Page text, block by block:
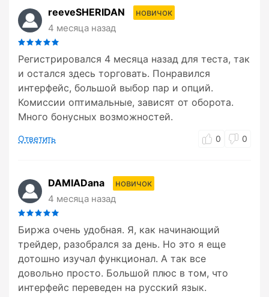
reeveSHERIDAN
новичок
4 месяца назад
Регистрировался 4 месяца назад для теста, так
и остался здесь торговать. Понравился
интерфейс, большой выбор пар и опций.
Комиссии оптимальные, зависят от оборота.
Много бонусных возможностей.
Ответить 0 0
DAMIADana
новичок
4 месяца назад
Биржа очень удобная. Я, как начинающий
трейдер, разобрался за день. Но это я еще
дотошно изучал функционал. А так все
довольно просто. Большой плюс в том, что
интерфейс переведен на русский язык.